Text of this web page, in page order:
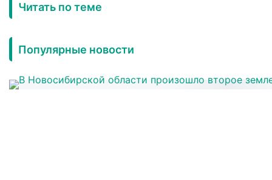
Читать по теме
Популярные новости